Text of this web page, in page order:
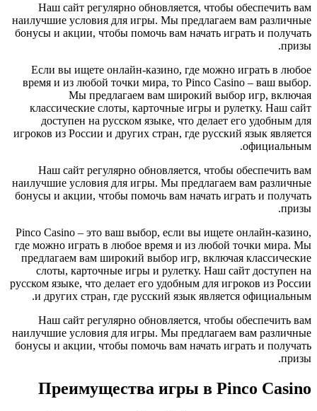
Наш сайт регулярно обновляется, чтобы обеспечить вам
наилучшие условия для игры. Мы предлагаем вам различные
бонусы и акции, чтобы помочь вам начать играть и получать
призы.
Если вы ищете онлайн-казино, где можно играть в любое
время и из любой точки мира, то Pinco Casino – ваш выбор.
Мы предлагаем вам широкий выбор игр, включая
классические слоты, карточные игры и рулетку. Наш сайт
доступен на русском языке, что делает его удобным для
игроков из России и других стран, где русский язык является
официальным.
Наш сайт регулярно обновляется, чтобы обеспечить вам
наилучшие условия для игры. Мы предлагаем вам различные
бонусы и акции, чтобы помочь вам начать играть и получать
призы.
Pinco Casino – это ваш выбор, если вы ищете онлайн-казино,
где можно играть в любое время и из любой точки мира. Мы
предлагаем вам широкий выбор игр, включая классические
слоты, карточные игры и рулетку. Наш сайт доступен на
русском языке, что делает его удобным для игроков из России
и других стран, где русский язык является официальным.
Наш сайт регулярно обновляется, чтобы обеспечить вам
наилучшие условия для игры. Мы предлагаем вам различные
бонусы и акции, чтобы помочь вам начать играть и получать
призы.
Преимущества игры в Pinco Casino